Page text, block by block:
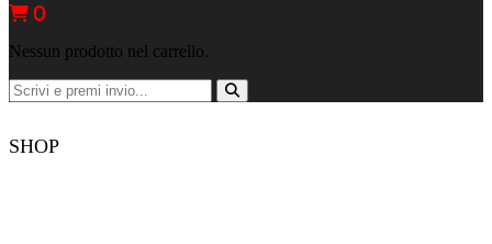
0
Nessun prodotto nel carrello.
SHOP